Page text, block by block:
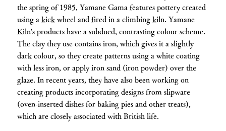
the spring of 1985, Yamane Gama features pottery created
using a kick wheel and fired in a climbing kiln. Yamane
Kiln's products have a subdued, contrasting colour scheme.
The clay they use contains iron, which gives it a slightly
dark colour, so they create patterns using a white coating
with less iron, or apply iron sand (iron powder) over the
glaze. In recent years, they have also been working on
creating products incorporating designs from slipware
(oven-inserted dishes for baking pies and other treats),
which are closely associated with British life.